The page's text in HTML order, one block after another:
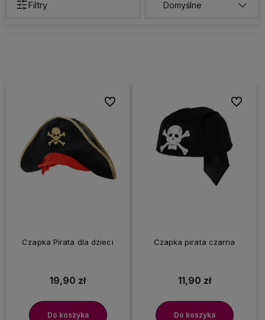
Filtry
Czapka Pirata dla dzieci
19,90 zł
Do koszyka
Do ulubionych
Czapka pirata czarna
11,90 zł
Do koszyka
Do